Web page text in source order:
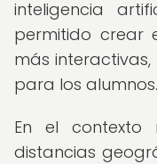
inteligencia
permitido crear
más
para los alumnos.
En el
distancias